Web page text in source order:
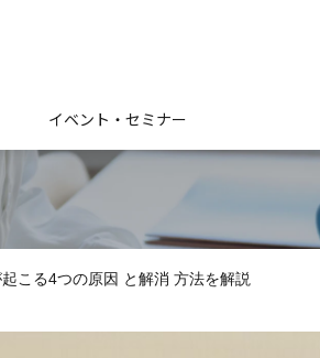
イベント・セミナー
こる4つの原因 と解消 方法を解説